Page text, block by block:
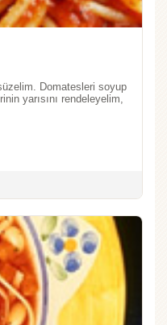
Domatesleri soyup
yarısını rendeleyelim,